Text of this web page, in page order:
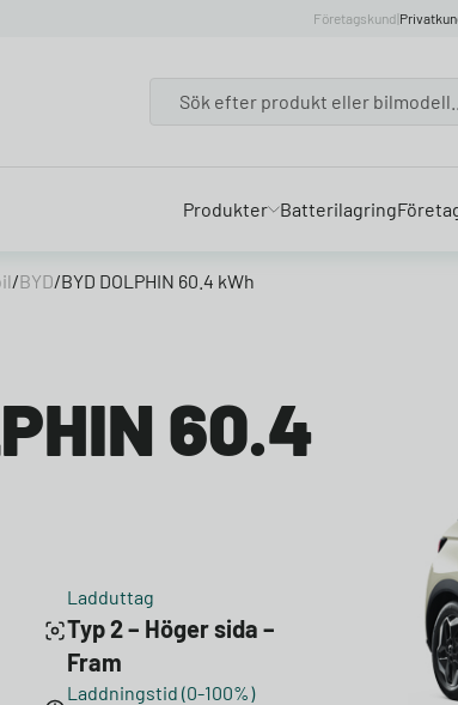
Företagskund|
Produkter Batterilagring
/BYD/BYD DOLPHIN 60.4 kWh
60.4
Ladduttag
Typ 2 – Höger sida –
Fram
Laddningstid (0-100%)